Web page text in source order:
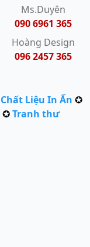
Ms.Duyên
090 6961 365
Hoàng Design
096 2457 365
Chất Liệu In Ấn ✪
✪Tranh thư